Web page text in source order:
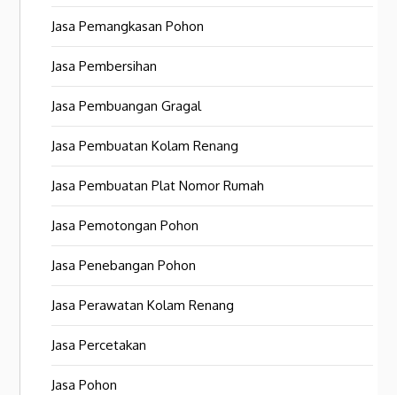
Jasa Pemangkasan Pohon
Jasa Pembersihan
Jasa Pembuangan Gragal
Jasa Pembuatan Kolam Renang
Jasa Pembuatan Plat Nomor Rumah
Jasa Pemotongan Pohon
Jasa Penebangan Pohon
Jasa Perawatan Kolam Renang
Jasa Percetakan
Jasa Pohon